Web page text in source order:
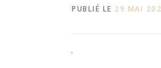
PUBLIÉ LE 29 MAI